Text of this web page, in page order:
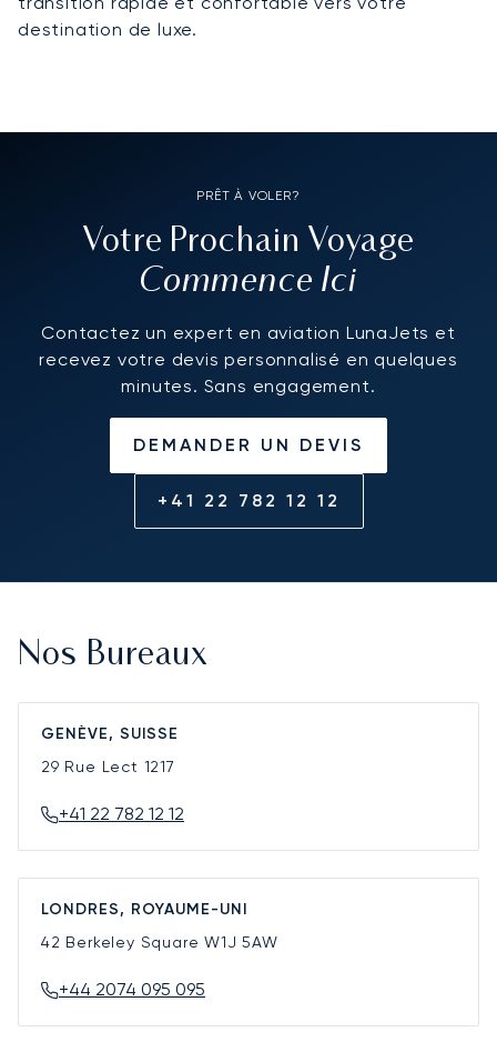
destination de luxe.
PRÊT À VOLER?
Votre Prochain Voyage
Commence Ici
Contactez un expert en aviation LunaJets et
recevez votre devis personnalisé en quelques
minutes. Sans engagement.
DEMANDER UN DEVIS
+41 22 782 12 12
Nos Bureaux
GENÈVE, SUISSE
29 Rue Lect 1217
+41 22 782 12 12
LONDRES, ROYAUME-UNI
42 Berkeley SquareW1J 5AW
+44 2074 095 095